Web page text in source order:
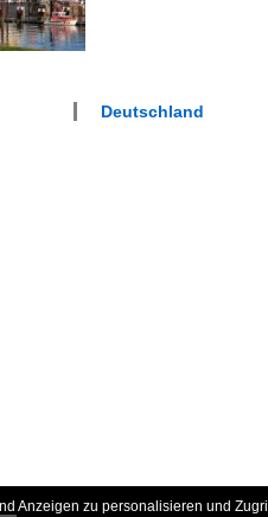
Deutschland
Anzeigen zu personalisieren und